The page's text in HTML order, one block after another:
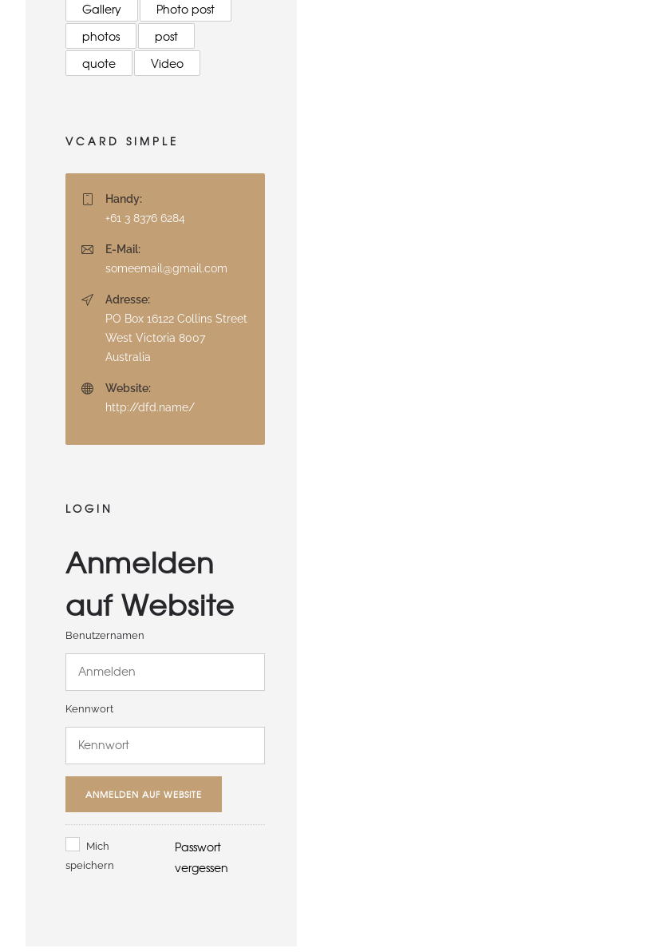
Gallery
Photo post
photos
post
quote
Video
VCARD SIMPLE
Handy:
+61 3 8376 6284
E-Mail:
someemail@gmail.com
Adresse:
PO Box 16122 Collins Street
West Victoria 8007
Australia
Website:
http://dfd.name/
LOGIN
Anmelden
auf Website
Benutzernamen
Kennwort
ANMELDEN AUF WEBSITE
Mich
speichern
Passwort
vergessen